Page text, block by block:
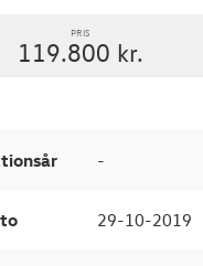
PRIS
119.800 kr.
-
29-10-2019